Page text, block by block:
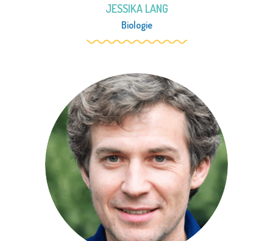
JESSIKA LANG
Biologie